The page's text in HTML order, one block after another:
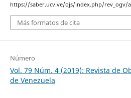
https://saber.ucv.ve/ojs/index.php/rev_ogv/
Más formatos de cita
Número
Vol. 79 Núm. 4 (2019): Revista de
de Venezuela